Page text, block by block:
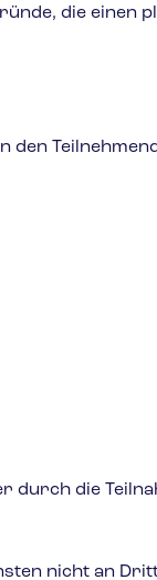
die einen
durch die
nicht an